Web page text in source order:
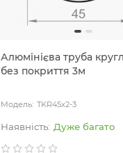
Алюмінієва труба
без покриття 3м
TKR45x2-3
Дуже багато